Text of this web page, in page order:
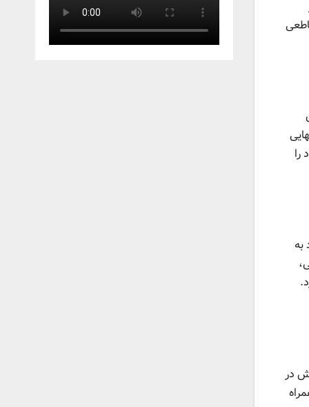
را
به
در